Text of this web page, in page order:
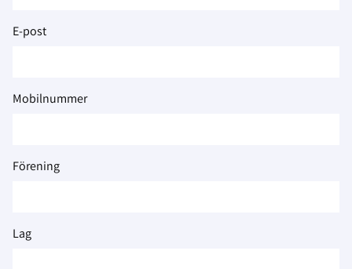
E-post
Mobilnummer
Förening
Lag